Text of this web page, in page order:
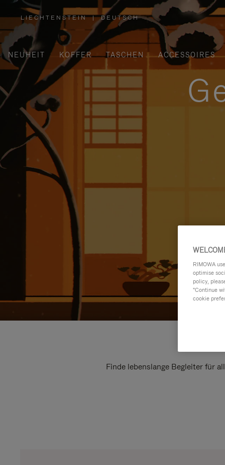
LIECHTENSTEIN
,
WÄHLEN
SIE
IHRE
REGION
AUS
| DEUTSCH
NEUHEIT KOFFER TASCHEN ACCESSOIRES
Finde lebenslange Begleiter für
RIMOWA
optimise
policy,
"Continue
cookie